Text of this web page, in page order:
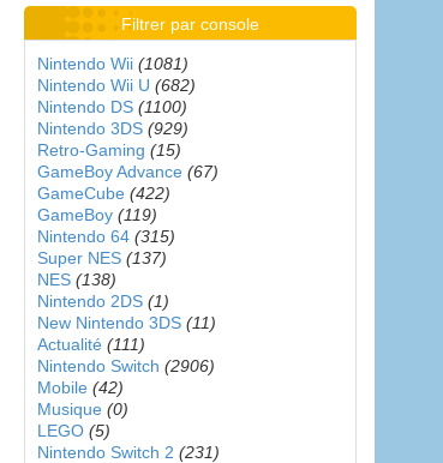
Filtrer par console
Nintendo Wii (1081)
Nintendo Wii U (682)
Nintendo DS (1100)
Nintendo 3DS (929)
Retro-Gaming (15)
GameBoy Advance (67)
GameCube (422)
GameBoy (119)
Nintendo 64 (315)
Super NES (137)
NES (138)
Nintendo 2DS (1)
New Nintendo 3DS (11)
Actualité (111)
Nintendo Switch (2906)
Mobile (42)
Musique (0)
LEGO (5)
Nintendo Switch 2 (231)